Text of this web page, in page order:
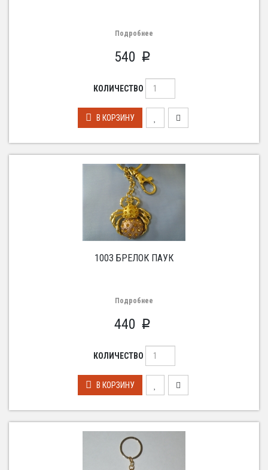
Подробнее
540 p
КОЛИЧЕСТВО
В КОРЗИНУ
1003 БРЕЛОК ПАУК
Подробнее
440 p
КОЛИЧЕСТВО
В КОРЗИНУ